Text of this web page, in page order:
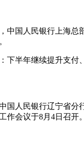
中国人民银行上海总
下半年继续提升支付
国人民银行辽宁省分
作会议于8月4日召开。